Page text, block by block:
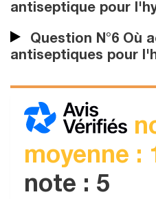
antiseptique pour
Question N°6 Où
antiseptiques pour
moyenne :
note : 5